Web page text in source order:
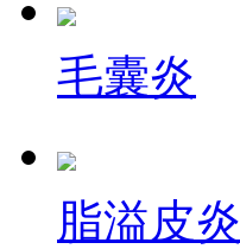
毛囊炎
脂溢皮炎